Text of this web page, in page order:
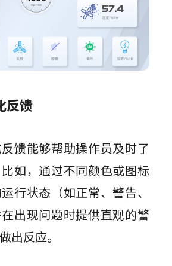
反馈
馈能够帮助操作员及时了
如，通过不同颜色或图标
行状态（如正常、警告、
出现问题时提供直观的警
出反应。